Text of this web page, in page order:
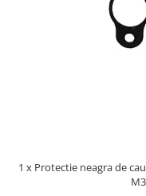
Extrudere si accesorii
Acumulatori, BMS si
Acumulatori
1 x Protectie neagra de